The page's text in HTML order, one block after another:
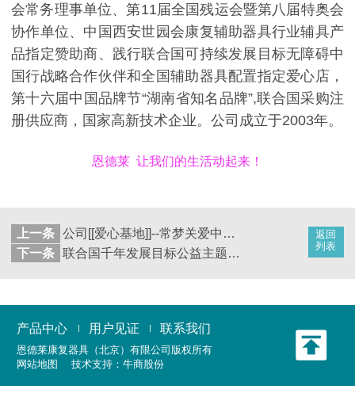
会常务理事单位、第11届全国残运会暨第八届特奥会
协作单位、中国西安世园会康复辅助器具行业辅具产
品指定赞助商、践行联合国可持续发展目标无障碍中
国行战略合作伙伴和全国辅助器具配置指定爱心店，
第十六届中国品牌节“湖南省知名品牌”,联合国采购注
册供应商，国家高新技术企业。公司成立于2003年。
恩德莱 让我们的生活动起来！
返回
列表
上一条
公司[[爱心基地]]--常梦关爱中心董事会如期举行
下一条
联合国千年发展目标公益主题善医行项目走进河南
产品中心 用户见证 联系我们
恩德莱康复器具（北京）有限公司 版权所有
网站地图
技术支持： 牛商股份